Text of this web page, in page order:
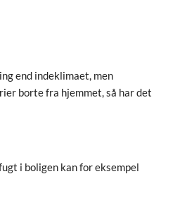
end indeklimaet, men
borte fra hjemmet, så har det
i boligen kan for eksempel